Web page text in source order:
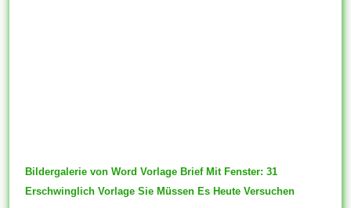
Bildergalerie von Word Vorlage Brief Mit Fenster: 31
Erschwinglich Vorlage Sie Müssen Es Heute Versuchen